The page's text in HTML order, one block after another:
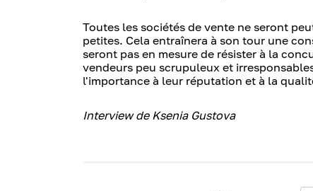
Toutes les sociétés de vente ne seront
petites. Cela entraînera à son tour une
seront pas en mesure de résister à la
vendeurs peu scrupuleux et
l'importance à leur réputation et à la
Interview de Ksenia Gustova